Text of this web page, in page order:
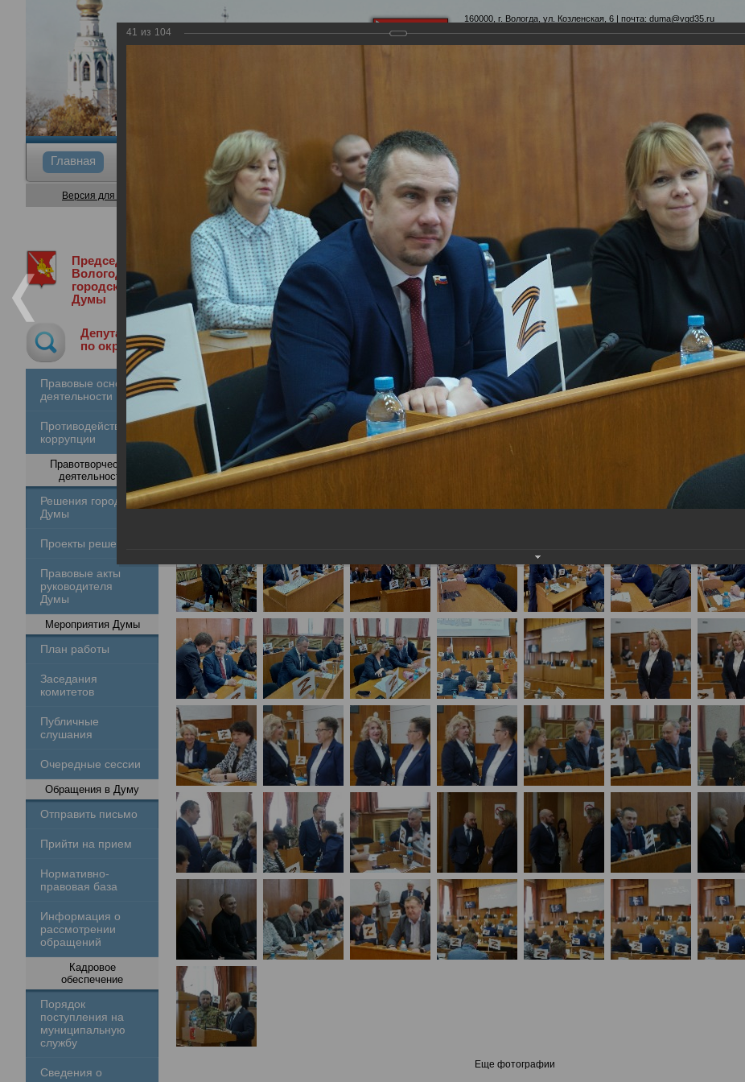
160000, г. Вологда, ул. Козленская, 6 | почта: duma@vgd35.ru
Главная Общие сведения Депутаты Комитеты График приема Депутатские объединения
Версия для слабовидящих
Председатель
Вологодской
городской
Думы
Депутат
по округу
Правовые основы
деятельности
Противодействие
коррупции
Правотворческая
деятельность
Решения городской
Думы
Проекты решений
Правовые акты
руководителя
Думы
Мероприятия Думы
План работы
Заседания
комитетов
Публичные
слушания
Очередные сессии
Обращения в Думу
Отправить письмо
Прийти на прием
Нормативно-
правовая база
Информация о
рассмотрении
обращений
Кадровое
обеспечение
Порядок
поступления на
муниципальную
службу
Сведения о
Медиа библиотека Фотогалерея
8-я сессия Вологодской городской Думы
8-я сессия Вологодской городской Думы
22.05.2025
Еще фотографии
41 из 104